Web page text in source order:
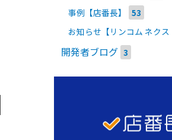
事例【店番長】 53
お知らせ【リンコム ネクス
開発者ブログ 3